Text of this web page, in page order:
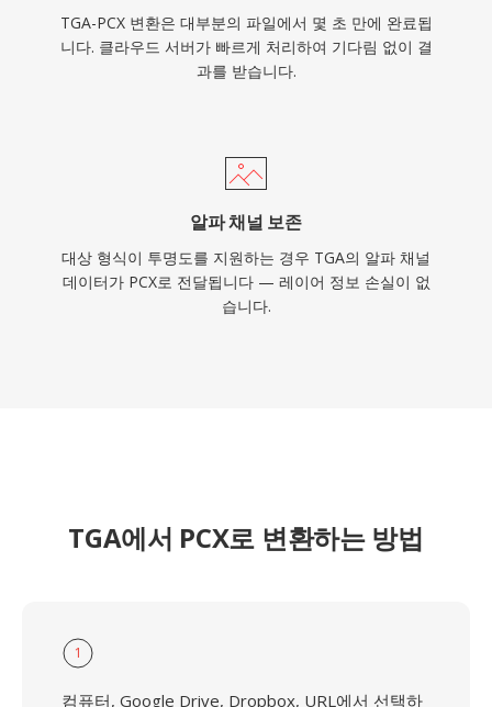
TGA-PCX 변환은 대부분의 파일에서 몇 초 만에 완료됩
니다. 클라우드 서버가 빠르게 처리하여 기다림 없이 결
과를 받습니다.
알파 채널 보존
대상 형식이 투명도를 지원하는 경우 TGA의 알파 채널
데이터가 PCX로 전달됩니다 — 레이어 정보 손실이 없
습니다.
TGA에서 PCX로 변환하는 방법
1
컴퓨터, Google Drive, Dropbox, URL에서 선택하